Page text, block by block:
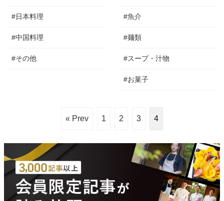
#日本料理
#中国料理
#その他
#魚介
#麺類
#スープ・汁物
#お菓子
« Prev 1 2 3 4